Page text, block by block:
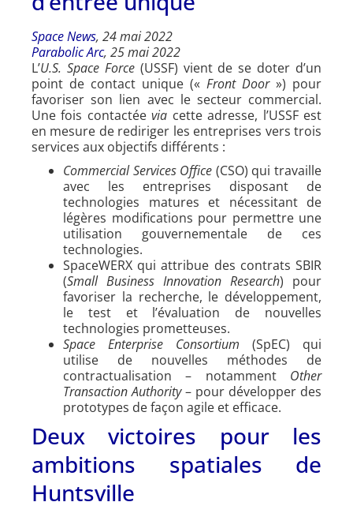
Space News, 24 mai 2022
Parabolic Arc, 25 mai 2022
L’U.S. Space Force (USSF) vient de se doter d’un
point de contact unique (« Front Door») pour
favoriser son lien avec le secteur commercial.
Une fois contactéevia cette adresse, l’USSF est
en mesure de rediriger les entreprises vers trois
services aux objectifs différents :
Commercial Services Office (CSO) qui travaille
avec les entreprises disposant de
technologies matures et nécessitant de
légères modifications pour permettre une
utilisation gouvernementale de ces
technologies.
SpaceWERX qui attribue des contrats SBIR
(Small Business Innovation Research) pour
favoriser la recherche, le développement,
le test et l’évaluation de nouvelles
technologies prometteuses.
Space Enterprise Consortium (SpEC) qui
utilise de nouvelles méthodes de
contractualisation – notamment Other
Transaction Authority– pour développer des
prototypes de façon agile et efficace.
Deux victoires pour les
ambitions spatiales de
Huntsville